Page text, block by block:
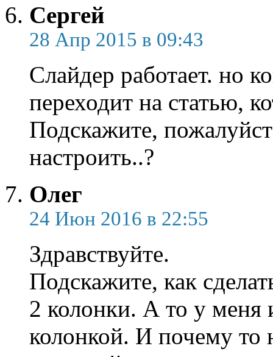
Сергей
28 Апр 2015 в 09:43
Слайдер работает. но
переходит на статью,
Подскажите,
настроить..?
Олег
24 Июн 2016 в 22:55
Здравствуйте.
Подскажите, как
2 колонки. А то у меня
колонкой. И почему то